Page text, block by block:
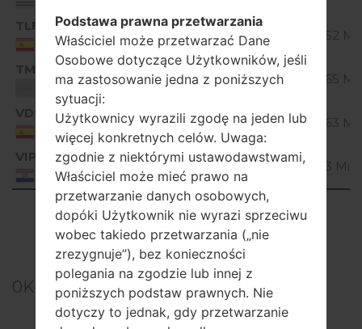
TLF
Spain
V10C_00.kdz
Unknown 23.52
TMM
Unknown
V10F_00.kdz
Unknown 22.65
VDS
Spain
V10A_00.kdz
Unknown 22.63
VIP
Croatia
V10C_00.kdz
Unknown 22.3 MiB
Showing 1 to 30 of 30 entries
Previous 1 Next
0Komentarze
Podstawa prawna przetwarzania
Właściciel może przetwarzać Dane
Osobowe dotyczące Użytkowników, jeśli
ma zastosowanie jedna z poniższych
sytuacji:
Użytkownicy wyrazili zgodę na jeden lub
więcej konkretnych celów. Uwaga:
zgodnie z niektórymi ustawodawstwami,
Właściciel może mieć prawo na
przetwarzanie danych osobowych,
dopóki Użytkownik nie wyrazi sprzeciwu
wobec takiedo przetwarzania („nie
zrezygnuje”), bez konieczności
polegania na zgodzie lub innej z
poniższych podstaw prawnych. Nie
dotyczy to jednak, gdy przetwarzanie